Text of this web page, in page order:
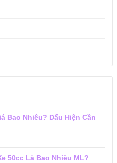
Bao Nhiêu? Dấu Hiện Cần
50cc Là Bao Nhiêu ML?